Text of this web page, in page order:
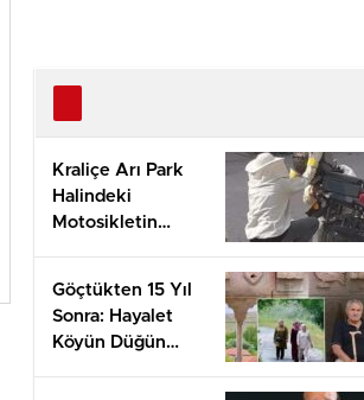
Kraliçe Arı Park
Halindeki
Motosikletin
İnegöl’de Yaşandı!
Göçtükten 15 Yıl
Sonra: Hayalet
Köyün Düğün